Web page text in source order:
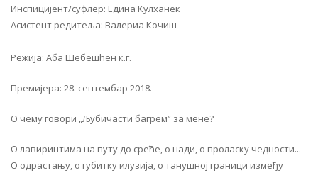
Инспицијент/суфлер: Едина Кулханек
Асистент редитеља: Валериа Кочиш
Режија: Аба Шебешћен к.г.
Премијера: 28. септембар 2018.
О чему говори „Љубичасти багрем“ за мене?
О лавиринтима на путу до среће, о нади, о проласку чедности...
О одрастању, о губитку илузија, о танушној граници између